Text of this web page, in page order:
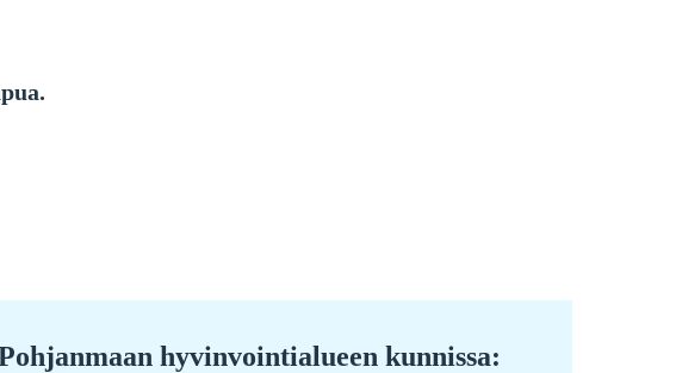
hyvinvointialueen kunnissa: